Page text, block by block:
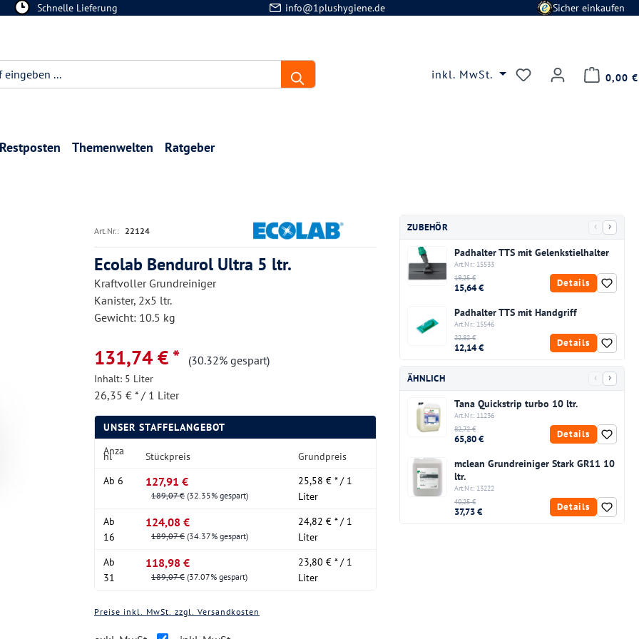
Schnelle Lieferung info@1plushygiene.de Sicher einkaufen
inkl. MwSt. Du hast 0 0,00 €
Restposten Themenwelten Ratgeber
Art.Nr.: 22124
Ecolab Bendurol Ultra 5 ltr.
Kraftvoller Grundreiniger
Kanister, 2x5 ltr.
Gewicht: 10.5 kg
131,74 € * (30.32% gespart)
Inhalt: 5 Liter
26,35 € * / 1 Liter
UNSER STAFFELANGEBOT
Anza
hl Stückpreis
Grundpreis
Ab 6 127,91 €
189,07 € (32.35% gespart)
25,58 € * / 1
Liter
Ab
16
124,08 €
189,07 € (34.37% gespart)
24,82 € * / 1
Liter
Ab
31
118,98 €
189,07 € (37.07% gespart)
23,80 € * / 1
Liter
Preise inkl. MwSt. zzgl. Versandkosten
ZUBEHÖR ‹ ›
Padhalter TTS mit Gelenkstielhalter
Art.Nr.: 15533
19,25 €
15,64 € Details
Padhalter TTS mit Handgriff
Art.Nr.: 15546
22,82 €
12,14 € Details
ÄHNLICH ‹ ›
Tana Quickstrip turbo 10 ltr.
Art.Nr.: 11236
82,72 €
65,80 € Details
mclean Grundreiniger Stark GR11 10
ltr.
Art.Nr.: 13222
40,25 €
37,73 € Details